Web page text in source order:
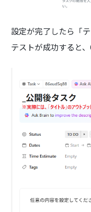
設定が完了したら「
テストが成功すると